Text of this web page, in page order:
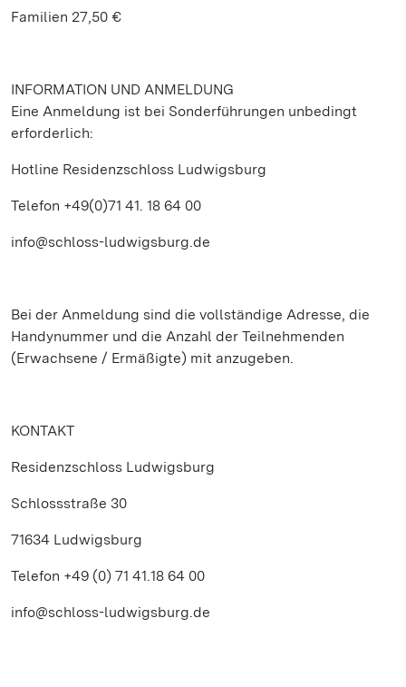
Familien 27,50 €
INFORMATION UND ANMELDUNG
Eine Anmeldung ist bei Sonderführungen unbedingt
erforderlich:
Hotline Residenzschloss Ludwigsburg
Telefon +49(0)71 41. 18 64 00
info@schloss-ludwigsburg.de
Bei der Anmeldung sind die vollständige Adresse, die
Handynummer und die Anzahl der Teilnehmenden
(Erwachsene / Ermäßigte) mit anzugeben.
KONTAKT
Residenzschloss Ludwigsburg
Schlossstraße 30
71634 Ludwigsburg
Telefon +49 (0) 71 41.18 64 00
info@schloss-ludwigsburg.de